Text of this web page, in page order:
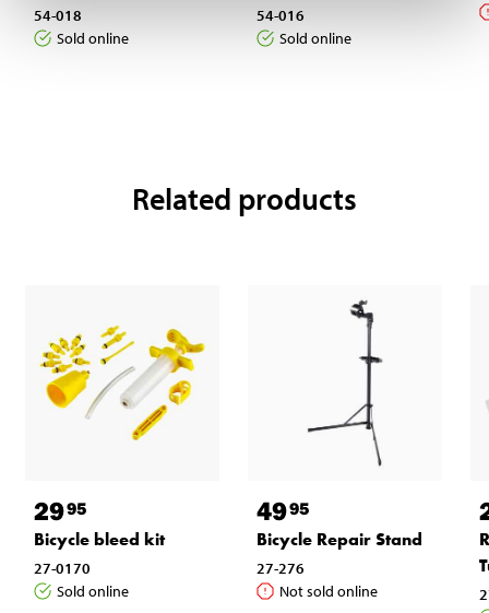
54-018
Sold online
54-016
Sold online
Related products
2995
Bicycle bleed kit
27-0170
Sold online
4995
Bicycle Repair Stand
27-276
Not sold online